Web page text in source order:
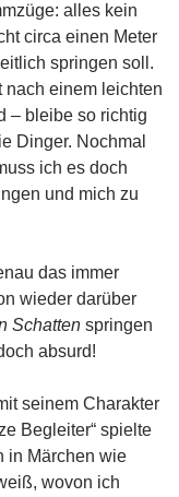
alles kein
circa einen Meter
springen soll.
nach einem leichten
– bleibe so richtig
Dinger. Nochmal
ich es doch
und mich zu
das immer
wieder darüber
Schatten springen
absurd!
seinem Charakter
Begleiter“ spielte
in Märchen wie
wovon ich